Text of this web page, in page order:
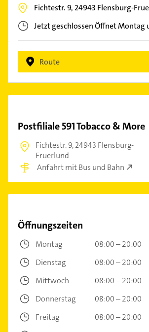
Fichtestr. 9, 24943 Flensburg-
Jetzt geschlossenÖffnet Montag
Route
Postfiliale 591 Tobacco & More
Fichtestr. 9,24943 Flensburg-
Fruerlund
Anfahrt mit Bus und Bahn
Öffnungszeiten
Montag
08:00 – 20:00
Dienstag
08:00 – 20:00
Mittwoch
08:00 – 20:00
Donnerstag
08:00 – 20:00
Freitag
08:00 – 20:00